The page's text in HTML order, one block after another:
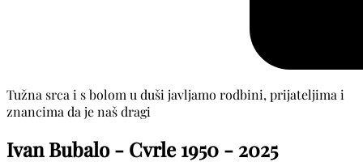
Tužna srca i s bolom u duši javljamo rodbini, prijateljima i
znancima da je naš dragi
Ivan Bubalo - Cvrle1950 - 2025